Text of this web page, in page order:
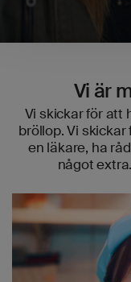
Vi är
Vi skickar för att
bröllop. Vi
en läkare, ha
något